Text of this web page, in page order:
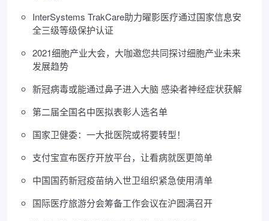
InterSystems TrakCare助力曜影医疗通过国家信息安
全三级等级保护认证
2021细胞产业大会，大咖邀您共同探讨细胞产业未来
发展趋势
新冠病毒或能通过鼻子进入大脑 感染者神经症状获解
第二届全国名中医拟表彰人选名单
国家卫健委：一大批医院或将要转型！
支付宝宣布医疗开放平台，让看病就医更简单
中国国药新冠疫苗纳入世卫组织紧急使用清单
国际医疗旅游分会筹备工作会议在沪圆满召开